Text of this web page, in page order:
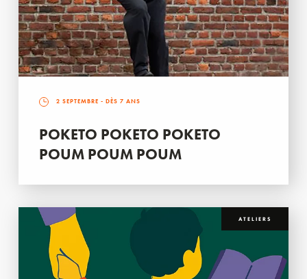
2 SEPTEMBRE - DÈS 7 ANS
POKETO POKETO POKETO
POUM POUM POUM
ATELIERS